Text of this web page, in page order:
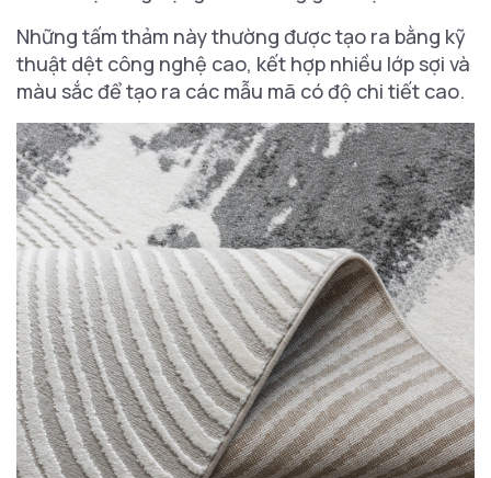
Những tấm thảm này thường được tạo ra bằng kỹ
thuật dệt công nghệ cao, kết hợp nhiều lớp sợi và
màu sắc để tạo ra các mẫu mã có độ chi tiết cao.